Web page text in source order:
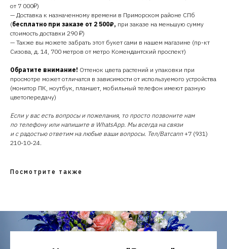
от 7 000₽)
— Доставка к назначенному времени в Приморском районе СПб
(бесплатно при заказе от 2 500₽, при заказе на меньшую сумму
стоимость доставки 290 ₽)
— Также вы можете забрать этот букет сами в нашем магазине (пр-кт
Сизова, д. 14, 700 метров от метро Комендантский проспект)
Обратите внимание! Оттенок цвета растений и упаковки при
просмотре может отличатся в зависимости от используемого устройства
(монитор ПК, ноутбук, планшет, мобильный телефон имеют разную
цветопередачу)
Если у вас есть вопросы и пожелания, то просто позвоните нам
по телефону или напишите в WhatsApp. Мы всегда на связи
и с радостью ответим на любые ваши вопросы. Тел/Ватсапп+7 (931)
210-10-24.
Посмотрите также